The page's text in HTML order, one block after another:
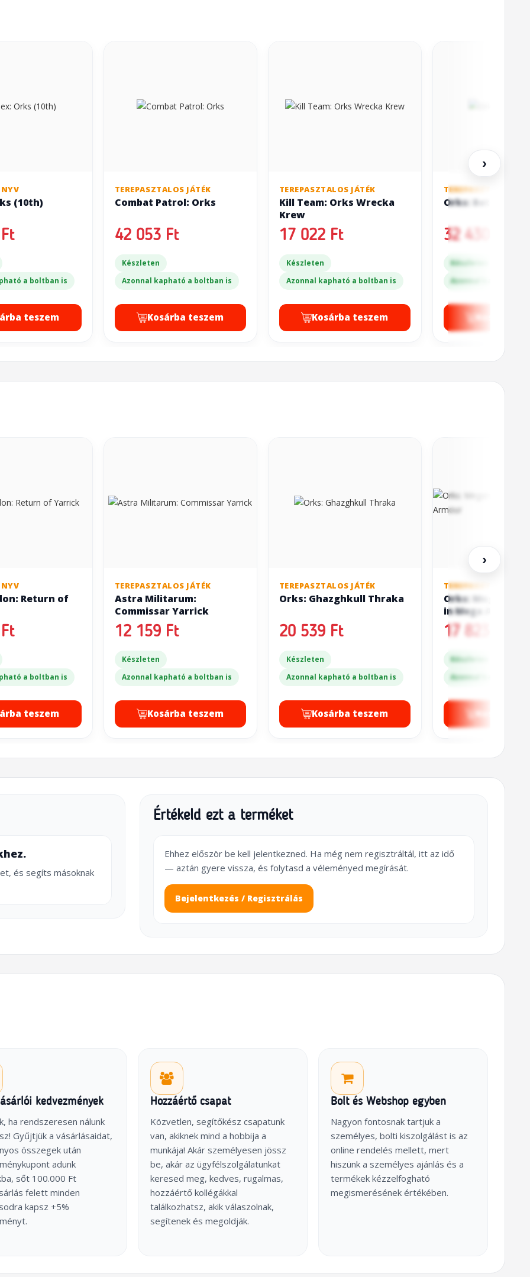
(10th)
a boltban is
teszem
TEREPASZTALOS JÁTÉK
Combat Patrol: Orks
42 053 Ft
Készleten
Azonnal kapható a boltban is
Kosárba teszem
TEREPASZTALOS JÁTÉK
Kill Team: Orks Wrecka
Krew
17 022 Ft
Készleten
Azonnal kapható a boltban is
Kosárba teszem
TEREPASZTALOS
Orks:
32 430 Ft
Készleten
Azonnal kapható a
›
Return of
a boltban is
teszem
TEREPASZTALOS JÁTÉK
Astra Militarum:
Commissar Yarrick
12 159 Ft
Készleten
Azonnal kapható a boltban is
Kosárba teszem
TEREPASZTALOS JÁTÉK
Orks: Ghazghkull Thraka
20 539 Ft
Készleten
Azonnal kapható a boltban is
Kosárba teszem
TEREPASZTALOS
Orks:
in Mega Armour
17 823 Ft
Készleten
Azonnal kapható a
›
és segíts másoknak
Értékeld ezt a terméket
Ehhez először be kell jelentkezned. Ha még nem regisztráltál, itt az idő
— aztán gyere vissza, és folytasd a véleményed megírását.
Bejelentkezés / Regisztrálás
kedvezmények
ha rendszeresen nálunk
Gyűjtjük a vásárlásaidat,
összegek után
adunk
sőt 100.000 Ft
felett minden
kapsz +5%
Hozzáértő csapat
Közvetlen, segítőkész csapatunk
van, akiknek mind a hobbija a
munkája! Akár személyesen jössz
be, akár az ügyfélszolgálatunkat
keresed meg, kedves, rugalmas,
hozzáértő kollégákkal
találkozhatsz, akik válaszolnak,
segítenek és megoldják.
Bolt és Webshop egyben
Nagyon fontosnak tartjuk a
személyes, bolti kiszolgálást is az
online rendelés mellett, mert
hiszünk a személyes ajánlás és a
termékek kézzelfogható
megismerésének értékében.